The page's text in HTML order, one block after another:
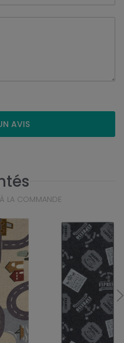
AVIS
LA COMMANDE